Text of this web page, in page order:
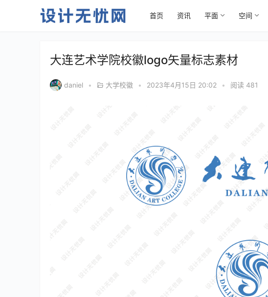
首页 资讯 平面 空间
大连艺术学院校徽logo矢量标志素材
daniel • 大学校徽 • 2023年4月15日 20:02 • 阅读 481